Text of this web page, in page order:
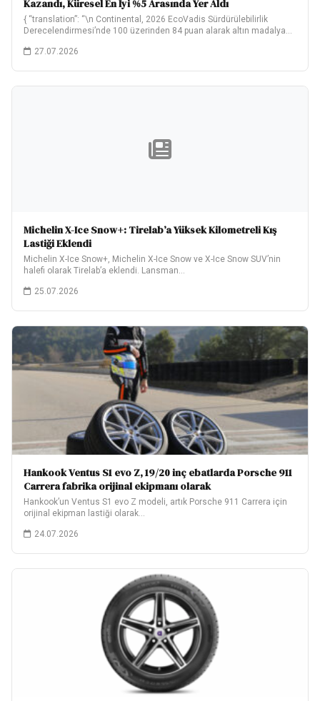
Kazandı, Küresel En İyi %5 Arasında Yer Aldı
{ “translation”: “\n Continental, 2026 EcoVadis Sürdürülebilirlik
Derecelendirmesi’nde 100 üzerinden 84 puan alarak altın madalya…
27.07.2026
Michelin X-Ice Snow+: Tirelab’a Yüksek Kilometreli Kış
Lastiği Eklendi
Michelin X-Ice Snow+, Michelin X-Ice Snow ve X-Ice Snow SUV’nin
halefi olarak Tirelab’a eklendi. Lansman…
25.07.2026
Hankook Ventus S1 evo Z, 19/20 inç ebatlarda Porsche 911
Carrera fabrika orijinal ekipmanı olarak
Hankook’un Ventus S1 evo Z modeli, artık Porsche 911 Carrera için
orijinal ekipman lastiği olarak…
24.07.2026